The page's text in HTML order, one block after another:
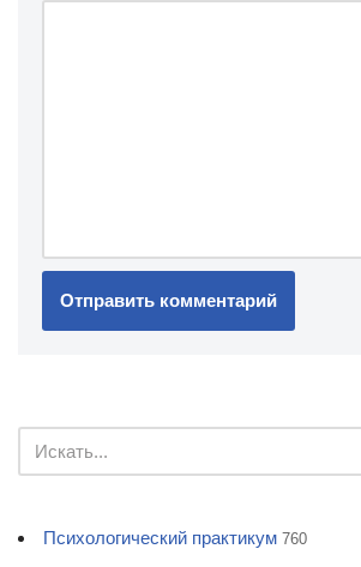
Психологический практикум 760